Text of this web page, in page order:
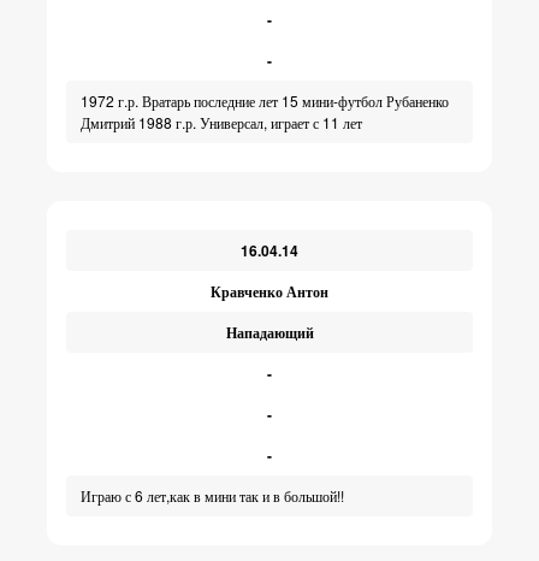
-
-
1972 г.р. Вратарь последние лет 15 мини-футбол Рубаненко
Дмитрий 1988 г.р. Универсал, играет с 11 лет
16.04.14
Кравченко Антон
Нападающий
-
-
-
Играю с 6 лет,как в мини так и в большой!!